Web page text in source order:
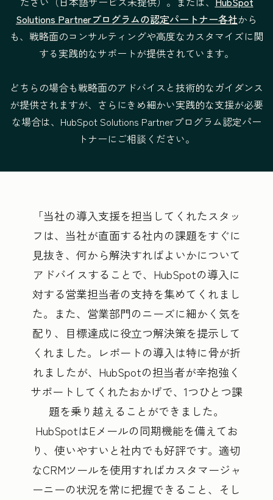
チームの階層設定
と管理
—
サービスの条件
モート
法的な条件
リモート
法的な条件
Solutions Partnerプログラムの認定パートナー各社から
も、戦略面のコンサルティングや高度なカスタマイズに関
する実践的なサポートが提供されています。
どちらの場合も戦略面のアドバイスと技術的なガイダンス
が提供されますが、さらにきめ細かい実践的な支援が必要
な場合は、HubSpot Solutions Partnerプログラム認定パー
トナーにご相談ください。
当社の導入支援を担当してくれたスタッ
フは、当社が直面する社内の課題をすぐに
見抜き、何から解決すればよいかについて
アドバイスすることで、HubSpotの導入に
対する営業担当者の支持を集めてくれまし
た。また、営業部門のニーズに細かく気を
配り、目標達成に役立つ解決策を提示して
くれました。レポートの導入は特に骨が折
れましたが、HubSpotの担当者が辛抱強く
サポートしてくれたおかげで、1つひとつ課
題を乗り越えることができました。
HubSpotはEメールの同期機能を備えてお
り、使いやすいと社内でも好評です。適切
なCRMツールを使用すればカスタマージャ
ーニーの状況を常に把握できること、そし